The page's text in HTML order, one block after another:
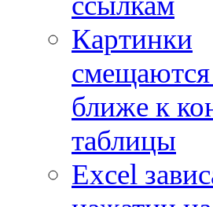
Картинки
смещаются
ближе к
таблицы
Excel